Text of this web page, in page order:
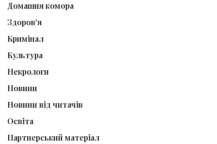
Домашня комора
Здоров'я
Кримінал
Культура
Некрологи
Новини
Новини від читачів
Освіта
Партнерський матеріал